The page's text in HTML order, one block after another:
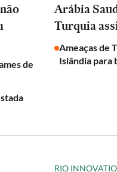
de
Arábia Saudita,
Turquia
Ameaças de
Islândia para
RIO